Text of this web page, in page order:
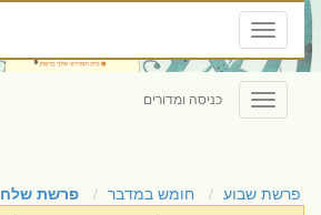
Toggle
navigation
Toggle
navigation
כניסה ומדורים
פרשת שבוע חומש במדבר פרשת שלח